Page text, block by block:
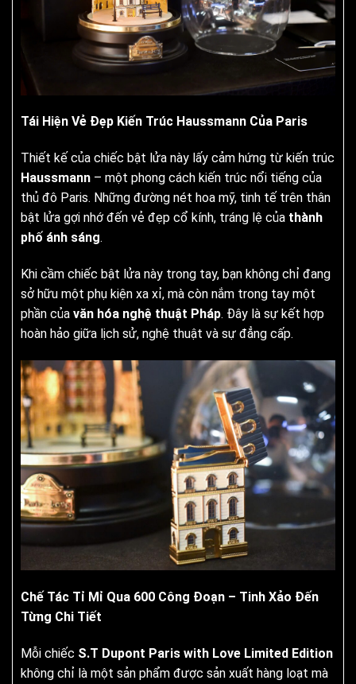
Tái Hiện Vẻ Đẹp Kiến Trúc Haussmann Của Paris
Thiết kế của chiếc bật lửa này lấy cảm hứng từ kiến trúc
Haussmann – một phong cách kiến trúc nổi tiếng của
thủ đô Paris. Những đường nét hoa mỹ, tinh tế trên thân
bật lửa gợi nhớ đến vẻ đẹp cổ kính, tráng lệ của thành
phố ánh sáng.
Khi cầm chiếc bật lửa này trong tay, bạn không chỉ đang
sở hữu một phụ kiện xa xỉ, mà còn nắm trong tay một
phần của văn hóa nghệ thuật Pháp. Đây là sự kết hợp
hoàn hảo giữa lịch sử, nghệ thuật và sự đẳng cấp.
Chế Tác Tỉ Mỉ Qua 600 Công Đoạn – Tinh Xảo Đến
Từng Chi Tiết
Mỗi chiếc S.T Dupont Paris with Love Limited Edition
không chỉ là một sản phẩm được sản xuất hàng loạt mà